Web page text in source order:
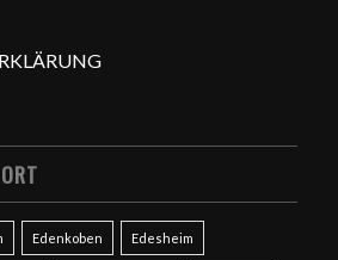
Edenkoben Edesheim